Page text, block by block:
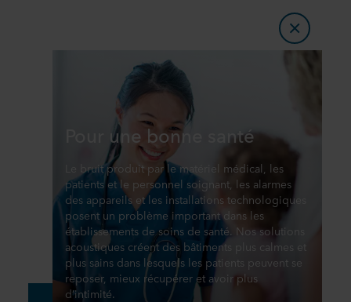
Pour une bonne santé
Le bruit produit par le matériel médical, les
patients et le personnel soignant, les alarmes
des appareils et les installations technologiques
posent un problème important dans les
établissements de soins de santé. Nos solutions
acoustiques créent des bâtiments plus calmes et
plus sains dans lesquels les patients peuvent se
reposer, mieux récupérer et avoir plus
d’intimité.